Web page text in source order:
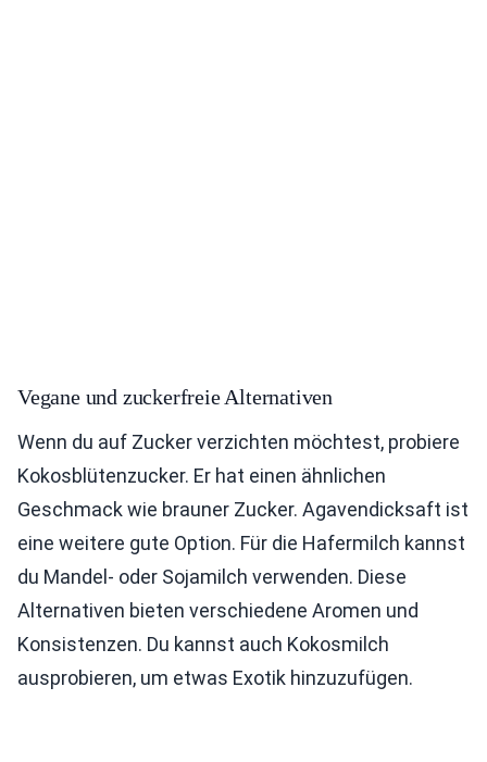
Vegane und zuckerfreie Alternativen
Wenn du auf Zucker verzichten möchtest, probiere
Kokosblütenzucker. Er hat einen ähnlichen
Geschmack wie brauner Zucker. Agavendicksaft ist
eine weitere gute Option. Für die Hafermilch kannst
du Mandel- oder Sojamilch verwenden. Diese
Alternativen bieten verschiedene Aromen und
Konsistenzen. Du kannst auch Kokosmilch
ausprobieren, um etwas Exotik hinzuzufügen.